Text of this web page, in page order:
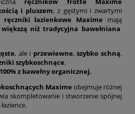
i pluszem, z gęstymi i zwartymi
ręczniki łazienkowe Maxime mają
niż tradycyjna bawełniana
, ale i przewiewne,szybko schną.
szybkoschnące.
100% z bawełny organicznej.
Maxime obejmuje różnej
skompletowanie i stworzenie spójnej